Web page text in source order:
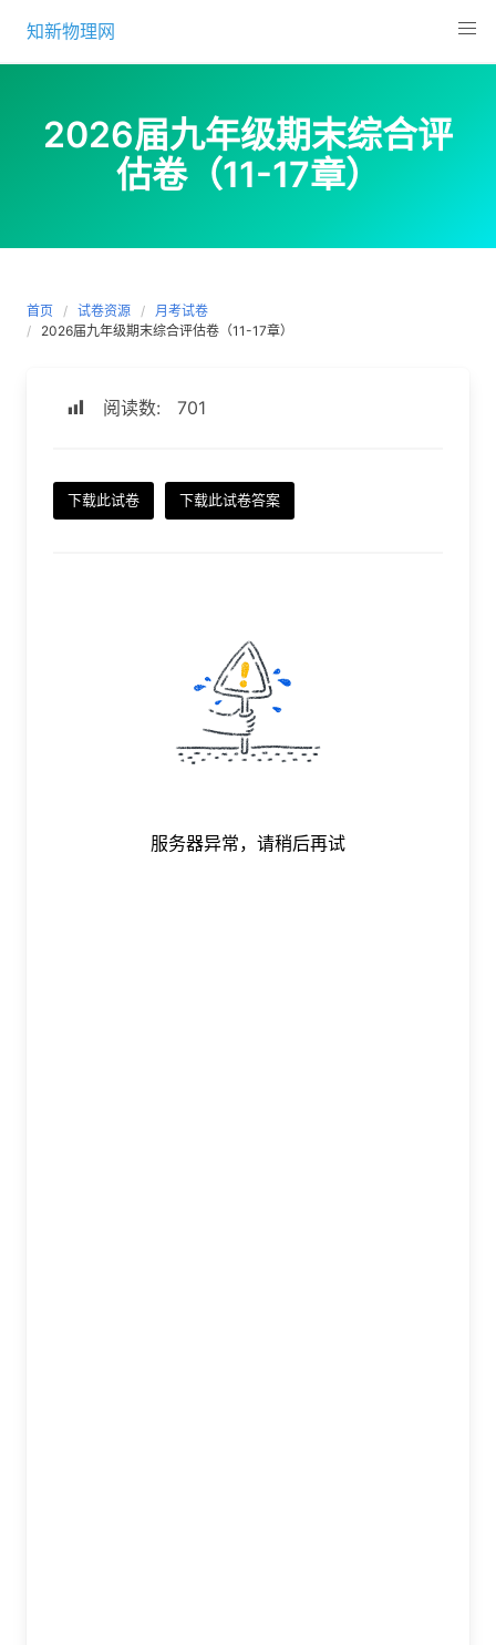
content
知新物理网
2026届九年级期末综合评
估卷（11-17章）
首页 试卷资源
月考试卷
2026届九年级期末综合评估卷（11-17章）
阅读数: 701
下载此试卷 下载此试卷答案